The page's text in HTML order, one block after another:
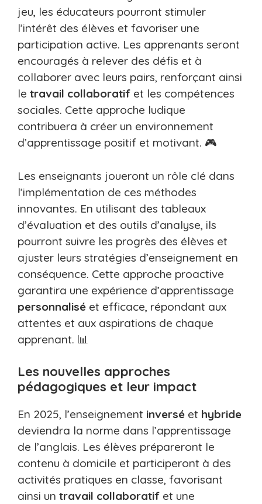
jeu, les éducateurs pourront stimuler
l’intérêt des élèves et favoriser une
participation active. Les apprenants seront
encouragés à relever des défis et à
collaborer avec leurs pairs, renforçant ainsi
le travail collaboratif et les compétences
sociales. Cette approche ludique
contribuera à créer un environnement
d’apprentissage positif et motivant. 🎮
Les enseignants joueront un rôle clé dans
l’implémentation de ces méthodes
innovantes. En utilisant des tableaux
d’évaluation et des outils d’analyse, ils
pourront suivre les progrès des élèves et
ajuster leurs stratégies d’enseignement en
conséquence. Cette approche proactive
garantira une expérience d’apprentissage
personnalisé et efficace, répondant aux
attentes et aux aspirations de chaque
apprenant. 📊
Les nouvelles approches
pédagogiques et leur impact
En 2025, l’enseignement inversé et hybride
deviendra la norme dans l’apprentissage
de l’anglais. Les élèves prépareront le
contenu à domicile et participeront à des
activités pratiques en classe, favorisant
ainsi un travail collaboratif et une